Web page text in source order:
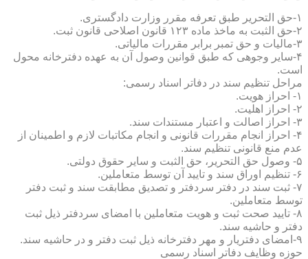
۱-حق التحریر طبق تعرفه مقرر وزارت دادگستری.
۲-حق الثبت به ماخذ ماده ۱۲۳ قانون اصلاحی قانون ثبت.
۳-مالیات و حق تمبر برابر مقررات مالیاتی.
۴-سایر وجوهی که طبق قوانین وصول آن به عهده دفترخانه محول
است.
مراحل تنظیم سند در دفاتر اسناد رسمی:
۱- احراز هویت.
۲- احراز اهلیت.
۳- احراز اصالت و اعتبار مستندات سند.
۴- احراز انجام مقررات قانونی و انجام مکاتبات لازم و اطمینان از
عدم منع قانونی تنظیم سند.
۵- وصول حق التحریر، حق الثبت و سایر حقوق دولتی.
۶- تنظیم اوراق سند و تایید آن توسط متعاملین.
۷- ثبت سند در دفتر سردفتر و تصدیق مطابقت سند و ثبت دفتر
توسط متعاملین.
۸- تایید صحت ثبت و هویت متعاملین با امضای سردفتر ذیل ثبت
دفتر و حاشیه سند.
۹-امضای دفتریار و مهر دفترخانه ذیل ثبت دفتر و در حاشیه سند.
حوزه وظایف دفاتر اسناد رسمی